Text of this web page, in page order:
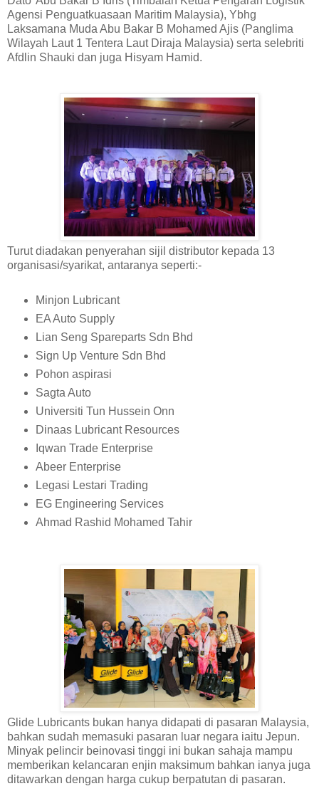
Agensi Penguatkuasaan Maritim Malaysia), Ybhg
Laksamana Muda Abu Bakar B Mohamed Ajis (Panglima
Wilayah Laut 1 Tentera Laut Diraja Malaysia) serta selebriti
Afdlin Shauki dan juga Hisyam Hamid.
Turut diadakan penyerahan sijil distributor kepada 13
organisasi/syarikat, antaranya seperti:-
Minjon Lubricant
EA Auto Supply
Lian Seng Spareparts Sdn Bhd
Sign Up Venture Sdn Bhd
Pohon aspirasi
Sagta Auto
Universiti Tun Hussein Onn
Dinaas Lubricant Resources
Iqwan Trade Enterprise
Abeer Enterprise
Legasi Lestari Trading
EG Engineering Services
Ahmad Rashid Mohamed Tahir
Glide Lubricants bukan hanya didapati di pasaran Malaysia,
bahkan sudah memasuki pasaran luar negara iaitu Jepun.
Minyak pelincir beinovasi tinggi ini bukan sahaja mampu
memberikan kelancaran enjin maksimum bahkan ianya juga
ditawarkan dengan harga cukup berpatutan di pasaran.